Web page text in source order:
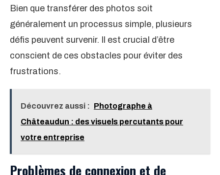
Bien que transférer des photos soit
généralement un processus simple, plusieurs
défis peuvent survenir. Il est crucial d’être
conscient de ces obstacles pour éviter des
frustrations.
Découvrez aussi : Photographe à
Châteaudun : des visuels percutants pour
votre entreprise
Problèmes de connexion et de